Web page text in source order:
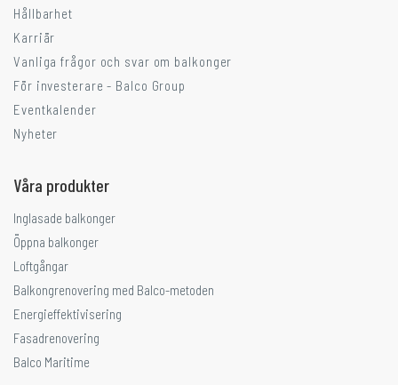
Hållbarhet
Karriär
Vanliga frågor och svar om balkonger
För investerare - Balco Group
Eventkalender
Nyheter
Våra produkter
Inglasade balkonger
Öppna balkonger
Loftgångar
Balkongrenovering med Balco-metoden
Energieffektivisering
Fasadrenovering
Balco Maritime